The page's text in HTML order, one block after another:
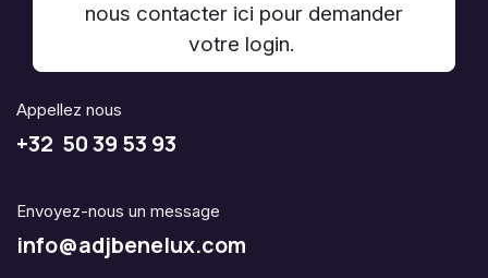
nous contacter ici pour demander
votre login.
Appellez nous
+32 50 39 53 93
Envoyez-nous un message
info@adjbenelux.com